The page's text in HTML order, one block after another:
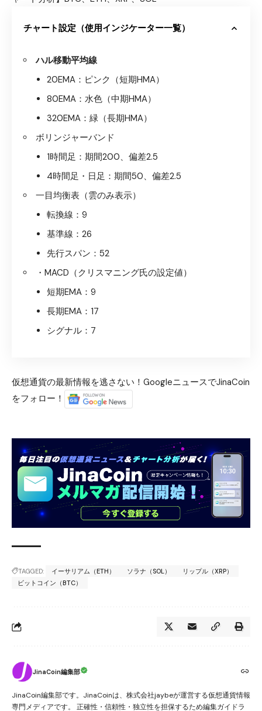
チャート設定（使用インジケーター一覧）
ハル移動平均線
20EMA：ピンク（短期HMA）
80EMA：水色（中期HMA）
320EMA：緑（長期HMA）
ボリンジャーバンド
1時間足：期間200、偏差2.5
4時間足・日足：期間50、偏差2.5
一目均衡表（雲のみ表示）
転換線：9
基準線：26
先行スパン：52
・MACD（クリスマニング氏の設定値）
短期EMA：9
長期EMA：17
シグナル：7
仮想通貨の最新情報を逃さない！GoogleニュースでJinaCoin
をフォロー！
TAGGED: イーサリアム（ETH） ソラナ（SOL）
リップル（XRP）
ビットコイン（BTC）
JinaCoin編集部
JinaCoin編集部です。JinaCoinは、株式会社jaybeが運営する仮想通貨情報
専門メディアです。 正確性・信頼性・独立性を担保するため編集ガイドラ